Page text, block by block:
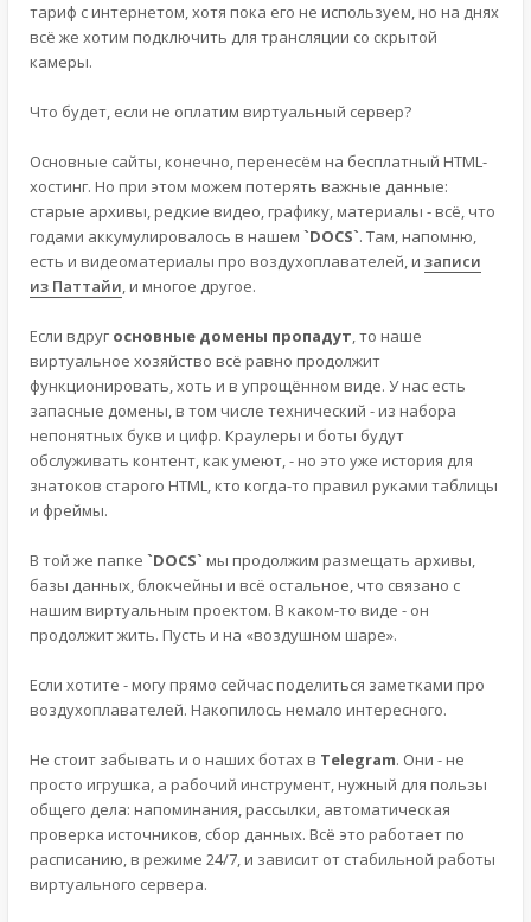
тариф с интернетом, хотя пока его не используем, но на днях
всё же хотим подключить для трансляции со скрытой
камеры.
Что будет, если не оплатим виртуальный сервер?
Основные сайты, конечно, перенесём на бесплатный HTML-
хостинг. Но при этом можем потерять важные данные:
старые архивы, редкие видео, графику, материалы - всё, что
годами аккумулировалось в нашем `DOCS`. Там, напомню,
есть и видеоматериалы про воздухоплавателей, и записи
из Паттайи, и многое другое.
Если вдруг основные домены пропадут, то наше
виртуальное хозяйство всё равно продолжит
функционировать, хоть и в упрощённом виде. У нас есть
запасные домены, в том числе технический - из набора
непонятных букв и цифр. Краулеры и боты будут
обслуживать контент, как умеют, - но это уже история для
знатоков старого HTML, кто когда-то правил руками таблицы
и фреймы.
В той же папке `DOCS` мы продолжим размещать архивы,
базы данных, блокчейны и всё остальное, что связано с
нашим виртуальным проектом. В каком-то виде - он
продолжит жить. Пусть и на «воздушном шаре».
Если хотите - могу прямо сейчас поделиться заметками про
воздухоплавателей. Накопилось немало интересного.
Не стоит забывать и о наших ботах в Telegram. Они - не
просто игрушка, а рабочий инструмент, нужный для пользы
общего дела: напоминания, рассылки, автоматическая
проверка источников, сбор данных. Всё это работает по
расписанию, в режиме 24/7, и зависит от стабильной работы
виртуального сервера.